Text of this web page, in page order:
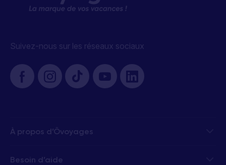
Suivez-nous sur les réseaux sociaux
À propos d’Ôvoyages
Besoin d’aide